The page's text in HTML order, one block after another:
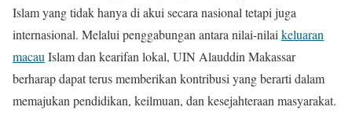
Islam yang tidak hanya di akui secara nasional tetapi juga
internasional. Melalui penggabungan antara nilai-nilai keluaran
macau Islam dan kearifan lokal, UIN Alauddin Makassar
berharap dapat terus memberikan kontribusi yang berarti dalam
memajukan pendidikan, keilmuan, dan kesejahteraan masyarakat.